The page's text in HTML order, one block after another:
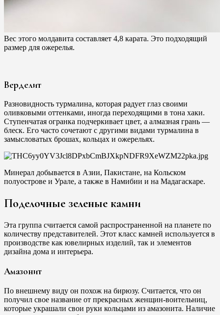
Вес этого молдавита составляет 4,8 карата. Это подходящий
размер для ожерелья.
Верделит
Разновидность турмалина, которая радует глаз своими
оливковыми оттенками, иногда переходящими в тона хаки.
Ступенчатая огранка подчеркивает цвет, а алмазная грань —
блеск. Его часто сочетают с другими видами турмалина в
замысловатых брошах, кольцах и ожерельях.
Минерал добывается в Азии, Пакистане, на Кольском
полуострове и Урале, а также в Намибии и на Мадагаскаре.
Поделочные зеленые камни
Эта группа считается самой распространенной на планете по
количеству представителей. Этот класс камней используется в
производстве как ювелирных изделий, так и элементов
дизайна дома и интерьера.
Амазонит
По внешнему виду он похож на бирюзу. Считается, что он
получил свое название от прекрасных женщин-воительниц,
которые украшали свои руки кольцами из амазонита. Наличие